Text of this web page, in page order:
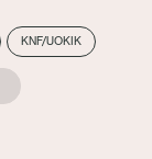
KNF/UOKIK